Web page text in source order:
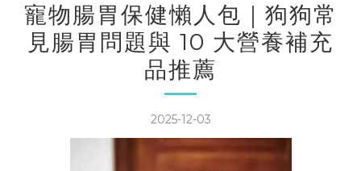
寵物腸胃保健懶人包｜狗狗常
見腸胃問題與 10 大營養補充
品推薦
2025-12-03